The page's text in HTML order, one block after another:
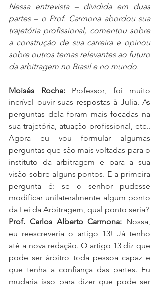
Nessa entrevista – dividida em duas
partes – o Prof. Carmona abordou sua
trajetória profissional, comentou sobre
a construção de sua carreira e opinou
sobre outros temas relevantes ao futuro
da arbitragem no Brasil e no mundo.
Moisés Rocha: Professor, foi muito
incrível ouvir suas respostas à Julia. As
perguntas dela foram mais focadas na
sua trajetória, atuação profissional, etc..
Agora eu vou formular algumas
perguntas que são mais voltadas para o
instituto da arbitragem e para a sua
visão sobre alguns pontos. E a primeira
pergunta é: se o senhor pudesse
modificar unilateralmente algum ponto
da Lei da Arbitragem, qual ponto seria?
Prof. Carlos Alberto Carmona: Nossa,
eu reescreveria o artigo 13! Já tenho
até a nova redação. O artigo 13 diz que
pode ser árbitro toda pessoa capaz e
que tenha a confiança das partes. Eu
mudaria isso para dizer que pode ser